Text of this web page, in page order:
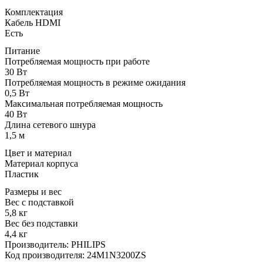
Комплектация
Кабель HDMI
Есть
Питание
Потребляемая мощность при работе
30 Вт
Потребляемая мощность в режиме ожидания
0,5 Вт
Максимальная потребляемая мощность
40 Вт
Длина сетевого шнура
1,5 м
Цвет и материал
Материал корпуса
Пластик
Размеры и вес
Вес с подставкой
5,8 кг
Вес без подставки
4,4 кг
Производитель: PHILIPS
Код производителя: 24M1N3200ZS